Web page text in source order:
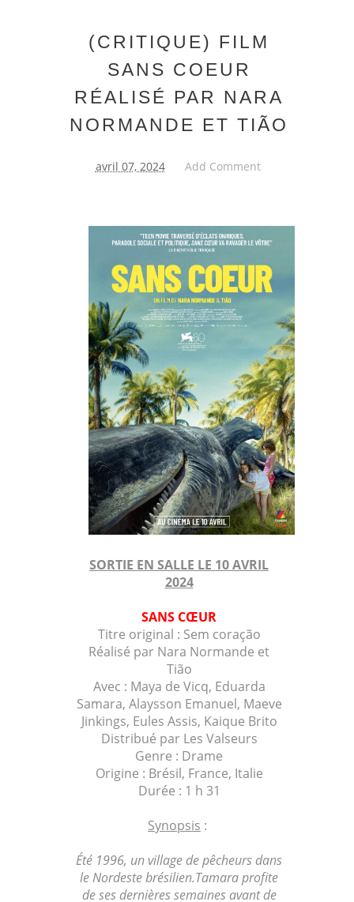
(CRITIQUE) FILM
SANS COEUR
RÉALISÉ PAR NARA
NORMANDE ET TIÃO
avril 07, 2024 Add Comment
SORTIE EN SALLE LE 10 AVRIL
2024
SANS CŒUR
Titre original : Sem coração
Réalisé par Nara Normande et
Tião
Avec : Maya de Vicq, Eduarda
Samara, Alaysson Emanuel, Maeve
Jinkings, Eules Assis, Kaique Brito
Distribué par Les Valseurs
Genre : Drame
Origine : Brésil, France, Italie
Durée : 1 h 31
Synopsis :
Été 1996, un village de pêcheurs dans
le Nordeste brésilien.Tamara profite
de ses dernières semaines avant de